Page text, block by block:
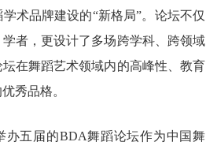
术品牌建设的“新格局”。论坛不仅
者，更设计了多场跨学科、跨领域
在舞蹈艺术领域内的高峰性、教育
秀品格。
办五届的BDA舞蹈论坛作为中国舞